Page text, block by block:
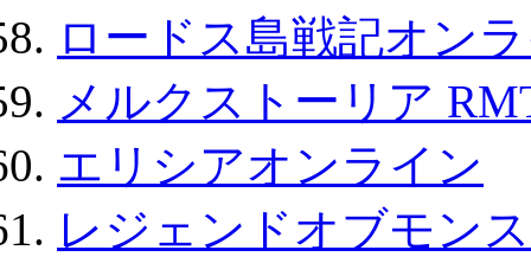
ロードス島戦記オン
メルクストーリア
エリシアオンライン
レジェンドオブモン